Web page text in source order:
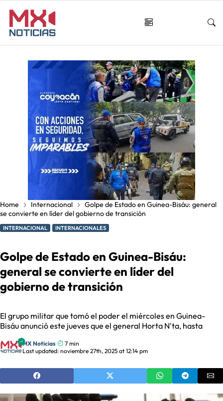
Home Internacional
Golpe de Estado en Guinea-Bisáu: general
se convierte en líder del gobierno de transición
INTERNACIONAL INTERNACIONALES
Golpe de Estado en Guinea-Bisáu:
general se convierte en líder del
gobierno de transición
El grupo militar que tomó el poder el miércoles en Guinea-
Bisáu anunció este jueves que el general Horta N'ta, hasta
MX Noticias
7 min
Last updated: noviembre 27th, 2025 at 12:14 pm